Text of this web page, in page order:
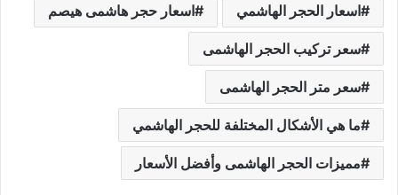
اسعار الحجر الهاشمي اسعار حجر هاشمى هيصم
سعر تركيب الحجر الهاشمى
سعر متر الحجر الهاشمى
ما هي الأشكال المختلفة للحجر الهاشمي
مميزات الحجر الهاشمى وأفضل الأسعار